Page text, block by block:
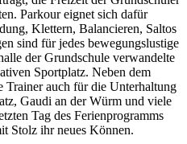
Parkour eignet sich dafür
Klettern, Balancieren, Saltos
sind für jedes bewegungslustige
der Grundschule verwandelte
Sportplatz. Neben dem
Trainer auch für die Unterhaltung
Gaudi an der Würm und viele
Tag des Ferienprogramms
Stolz ihr neues Können.